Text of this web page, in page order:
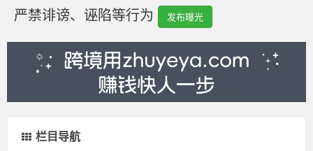
严禁诽谤、诬陷等行为 发布曝光
栏目导航